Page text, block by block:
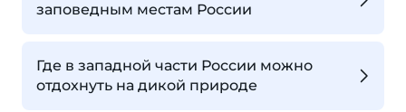
заповедным местам России
Где в западной части России можно
отдохнуть на дикой природе